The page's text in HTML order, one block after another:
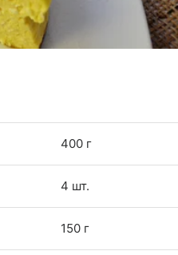
400 г
4 шт.
150 г